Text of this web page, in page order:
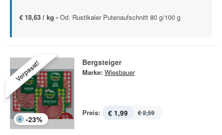
€ 18,63 / kg - Od. Rustikaler Putenaufschnitt 80 g/100 g
Verpasst!
-23%
Bergsteiger
Marke: Wiesbauer
Preis: € 1,99 € 2,59